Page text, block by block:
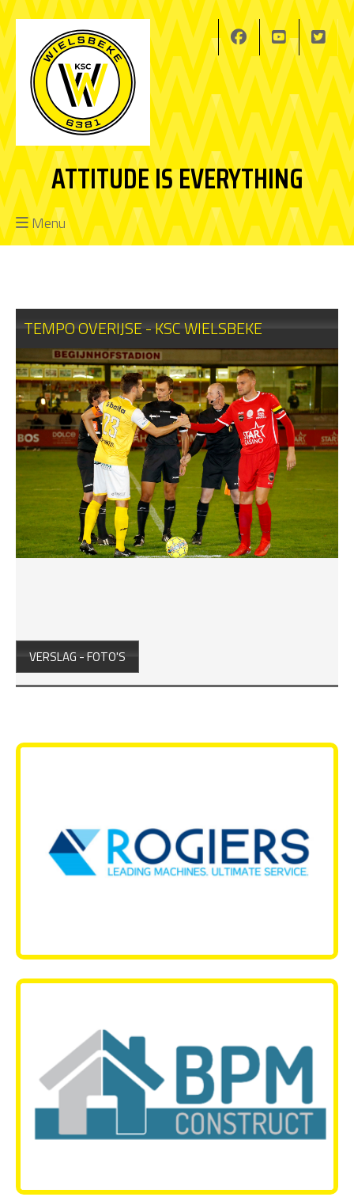
ATTITUDE IS EVERYTHING
Menu
TEMPO OVERIJSE - KSC WIELSBEKE
VERSLAG - FOTO'S